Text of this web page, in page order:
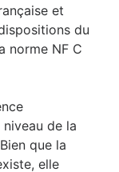
et
du
norme NF C
de la
que la
elle